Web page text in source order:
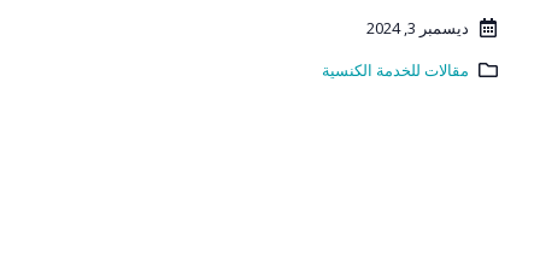
ديسمبر 3, 2024
مقالات للخدمة الكنسية